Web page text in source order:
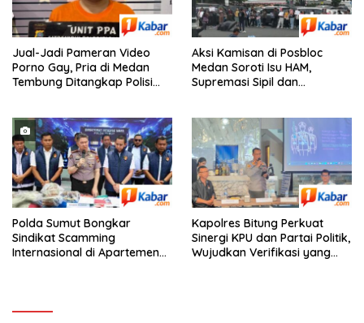
Jual-Jadi Pameran Video
Porno Gay, Pria di Medan
Tembung Ditangkap Polisi
Aksi Kamisan di Posbloc
Medan Soroti Isu HAM,
Supremasi Sipil dan
Polda Sumut Bongkar
Sindikat Scamming
Internasional di Apartemen
Kapolres Bitung Perkuat
Sinergi KPU dan Partai Politik,
Wujudkan Verifikasi yang